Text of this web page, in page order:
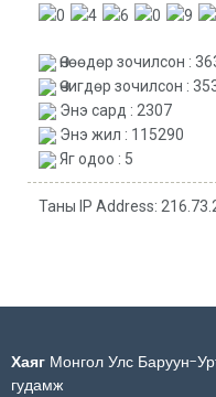
Өнөөдөр зочилсон :
Өчигдөр зочилсон :
Энэ сард : 2307
Энэ жил : 115290
Яг одоо : 5
Таны IP Address:
Хаяг Монгол Улс Баруун-
гудамж